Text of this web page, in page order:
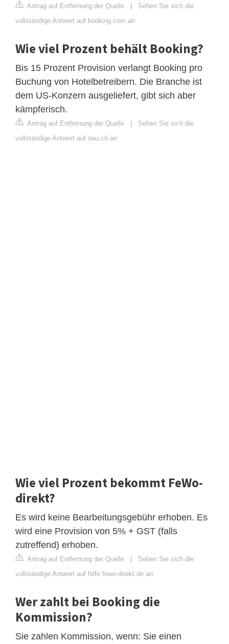
Antrag auf Entfernung der Quelle | Sehen Sie sich die
vollständige Antwort auf booking.com an
Wie viel Prozent behält Booking?
Bis 15 Prozent Provision verlangt Booking pro
Buchung von Hotelbetreibern. Die Branche ist
dem US-Konzern ausgeliefert, gibt sich aber
kämpferisch.
Antrag auf Entfernung der Quelle | Sehen Sie sich die
vollständige Antwort auf nau.ch an
Wie viel Prozent bekommt FeWo-
direkt?
Es wird keine Bearbeitungsgebühr erhoben. Es
wird eine Provision von 5% + GST (falls
zutreffend) erhoben.
Antrag auf Entfernung der Quelle | Sehen Sie sich die
vollständige Antwort auf hilfe.fewo-direkt.de an
Wer zahlt bei Booking die
Kommission?
Sie zahlen Kommission, wenn: Sie einen